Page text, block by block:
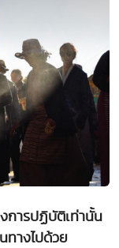
การปฏิบัติเท่านั้น
ทางไปด้วย